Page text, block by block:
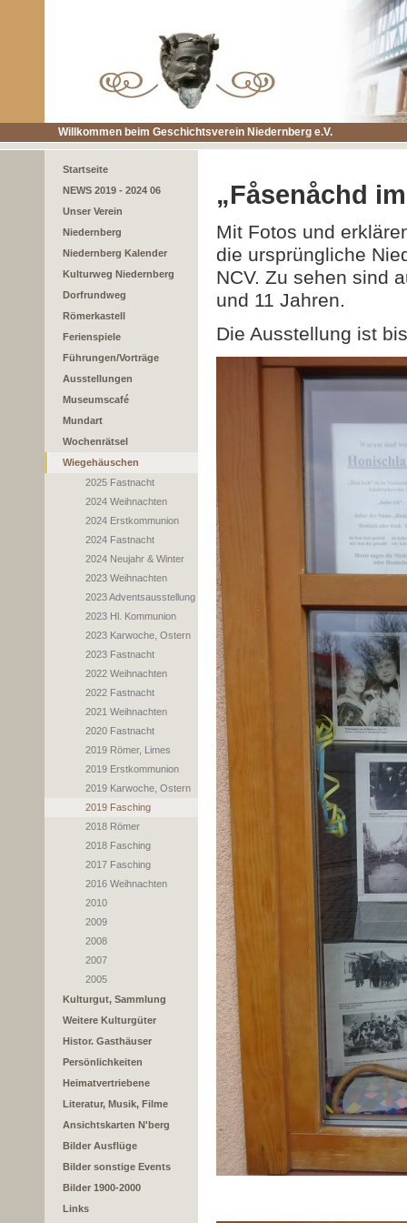
Willkommen beim Geschichtsverein Niedernberg e.V.
Startseite
NEWS 2019 - 2024 06
Unser Verein
Niedernberg
Niedernberg Kalender
Kulturweg Niedernberg
Dorfrundweg
Römerkastell
Ferienspiele
Führungen/Vorträge
Ausstellungen
Museumscafé
Mundart
Wochenrätsel
Wiegehäuschen
2025 Fastnacht
2024 Weihnachten
2024 Erstkommunion
2024 Fastnacht
2024 Neujahr & Winter
2023 Weihnachten
2023 Adventsausstellung
2023 Hl. Kommunion
2023 Karwoche, Ostern
2023 Fastnacht
2022 Weihnachten
2022 Fastnacht
2021 Weihnachten
2020 Fastnacht
2019 Römer, Limes
2019 Erstkommunion
2019 Karwoche, Ostern
2019 Fasching
2018 Römer
2018 Fasching
2017 Fasching
2016 Weihnachten
2010
2009
2008
2007
2005
Kulturgut, Sammlung
Weitere Kulturgüter
Histor. Gasthäuser
Persönlichkeiten
Heimatvertriebene
Literatur, Musik, Filme
Ansichtskarten N'berg
Bilder Ausflüge
Bilder sonstige Events
Bilder 1900-2000
Links
„Fåsenåchd
Mit Fotos und
die ursprüngliche
NCV. Zu sehen sind
und 11 Jahren.
Die Ausstellung ist